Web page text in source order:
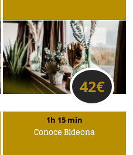
42€
1h 15 min
Conoce Bideona